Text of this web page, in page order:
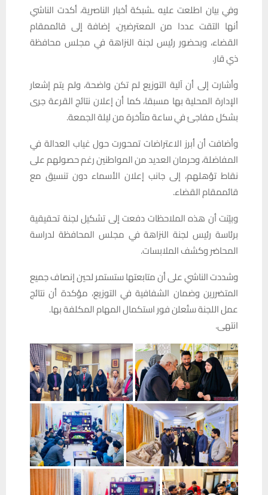
وفي بيان اطلعت عليه ـشبكة أخبار الناصرية، أكدت الناشي
أنها التقت عددا من المعترضين، إضافة إلى قائممقام
القضاء، وبحضور رئيس لجنة النزاهة في مجلس محافظة
ذي قار.
وأشارت إلى أن آلية التوزيع لم تكن واضحة، ولم يتم إشعار
الإدارة المحلية بها مسبقا، كما أن إعلان نتائج القرعة جرى
بشكل مفاجئ في ساعة متأخرة من ليلة الجمعة.
وأضافت أن أبرز الاعتراضات تمحورت حول غياب العدالة في
المفاضلة، وحرمان العديد من المواطنين رغم حصولهم على
نقاط تؤهلهم، إلى جانب إعلان الأسماء دون تنسيق مع
قائممقام القضاء.
وبيّنت أن هذه الملاحظات دفعت إلى تشكيل لجنة تحقيقية
برئاسة رئيس لجنة النزاهة في مجلس المحافظة لدراسة
المحاضر وكشف الملابسات.
وشددت الناشي على أن متابعتها ستستمر لحين إنصاف جميع
المتضررين وضمان الشفافية في التوزيع، مؤكدة أن نتائج
عمل اللجنة ستُعلن فور استكمال المهام المكلفة بها.
انتهى.